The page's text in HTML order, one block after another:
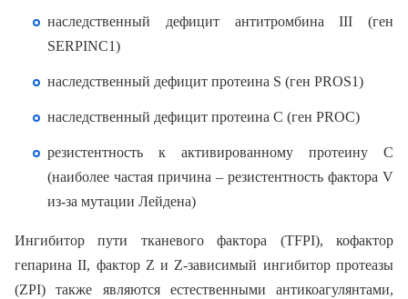
наследственный дефицит антитромбина III (ген
SERPINC1)
наследственный дефицит протеина S (ген PROS1)
наследственный дефицит протеина С (ген PROC)
резистентность к активированному протеину С
(наиболее частая причина – резистентность фактора V
из-за мутации Лейдена)
Ингибитор пути тканевого фактора (TFPI), кофактор
гепарина II, фактор Z и Z-зависимый ингибитор протеазы
(ZPI) также являются естественными антикоагулянтами,